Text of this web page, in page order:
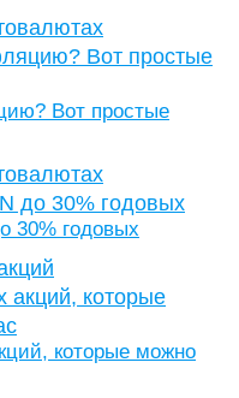
Вот простые
30% годовых
которые можно